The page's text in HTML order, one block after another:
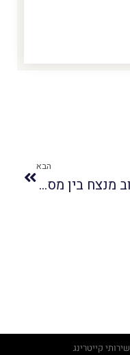
הבא
שילוב מנצח בין מסורת חגיגית לאווירה דינמית שתהפוך כל מפגש לחוויה קולינרית יוצאת דופן
שירותי קייטרינג